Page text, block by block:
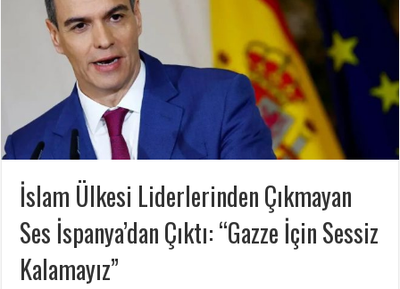
İslam Ülkesi Liderlerinden Çıkmayan
Ses İspanya’dan Çıktı: “Gazze İçin Sessiz
Kalamayız”